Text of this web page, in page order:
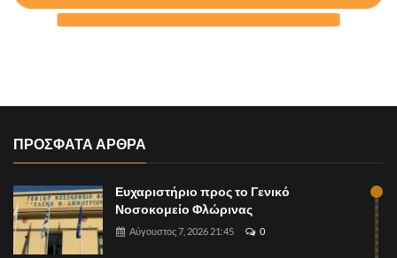
ΠΡΟΣΦΑΤΑ ΑΡΘΡΑ
Ευχαριστήριο προς το Γενικό
Νοσοκομείο Φλώρινας
Αύγουστος 7, 2026 21:45 0